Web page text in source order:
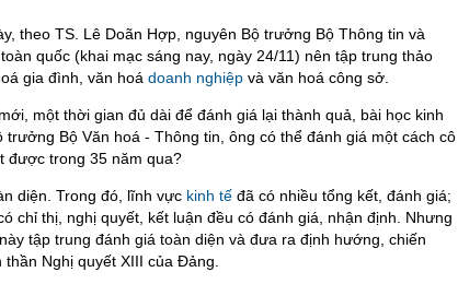
theo TS. Lê Doãn Hợp, nguyên Bộ trưởng Bộ Thông tin và
quốc (khai mạc sáng nay, ngày 24/11) nên tập trung thảo
gia đình, văn hoá doanh nghiệp và văn hoá công sở.
một thời gian đủ dài để đánh giá lại thành quả, bài học kinh
Bộ Văn hoá - Thông tin, ông có thể đánh giá một cách cô
được trong 35 năm qua?
diện. Trong đó, lĩnh vực kinh tế đã có nhiều tổng kết, đánh giá;
chỉ thị, nghị quyết, kết luận đều có đánh giá, nhận định. Nhưng
tập trung đánh giá toàn diện và đưa ra định hướng, chiến
Nghị quyết XIII của Đảng.